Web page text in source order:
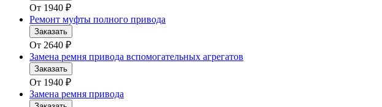
От 1940 ₽
Ремонт муфты полного привода
Заказать
От 2640 ₽
Замена ремня привода вспомогательных агрегатов
Заказать
От 1940 ₽
Замена ремня привода